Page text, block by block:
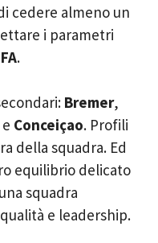
cedere almeno un
i parametri
.
Bremer,
e Conceiçao. Profili
della squadra. Ed
equilibrio delicato
squadra
e leadership.